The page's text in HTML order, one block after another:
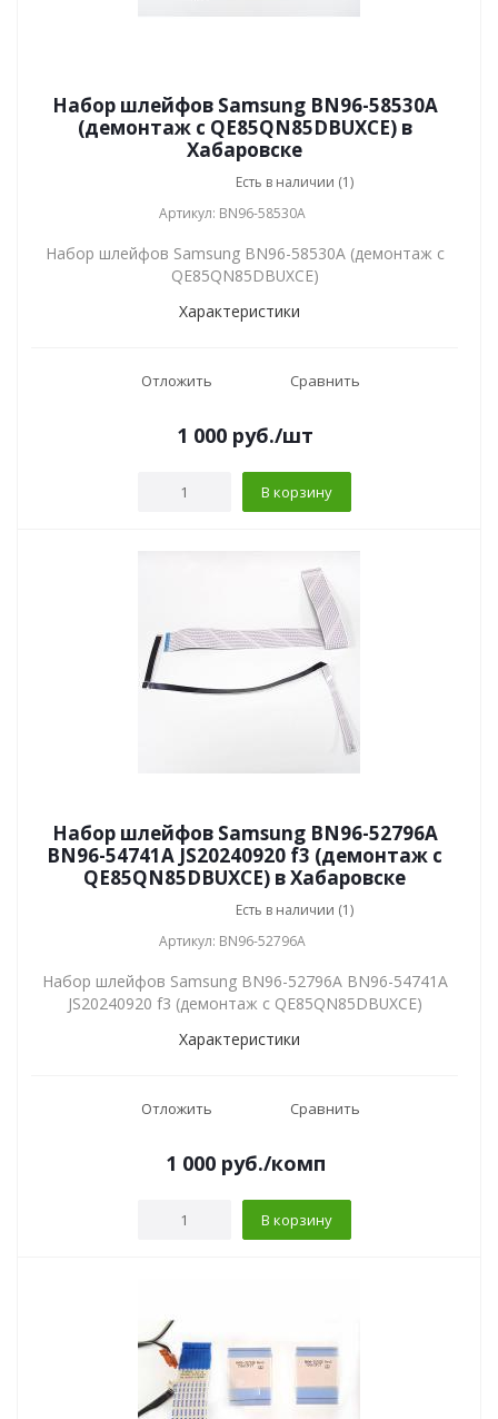
Набор шлейфов Samsung BN96-58530A
(демонтаж с QE85QN85DBUXCE) в
Хабаровске
Есть в наличии (1)
Артикул: BN96-58530A
Набор шлейфов Samsung BN96-58530A (демонтаж с
QE85QN85DBUXCE)
Характеристики
Отложить Сравнить
1 000 руб./шт
В корзину
Набор шлейфов Samsung BN96-52796A
BN96-54741A JS20240920 f3 (демонтаж с
QE85QN85DBUXCE) в Хабаровске
Есть в наличии (1)
Артикул: BN96-52796A
Набор шлейфов Samsung BN96-52796A BN96-54741A
JS20240920 f3 (демонтаж с QE85QN85DBUXCE)
Характеристики
Отложить Сравнить
1 000руб./комп
В корзину